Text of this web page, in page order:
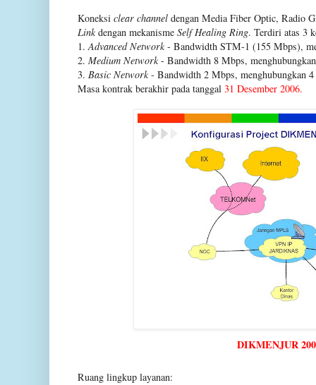
Koneksi clear channel dengan Media Fiber Optic, Radio
Linkdengan mekanisme Self Healing Ring. Terdiri atas 3
1.Advanced Network- Bandwidth STM-1 (155 Mbps),
2. Medium Network- Bandwidth 8 Mbps,
3. Basic Network- Bandwidth 2 Mbps, menghubungkan
Masa kontrak berakhir pada tanggal 31 Desember 2006.
DIKMENJUR
Ruang lingkup layanan: